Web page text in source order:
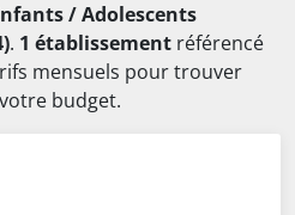
/ Adolescents
. 1 établissement référencé
mensuels pour trouver
budget.